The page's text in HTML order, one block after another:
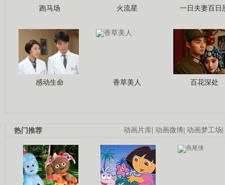
跑马场 火流星 一日夫妻百日
感动生命 香草美人 百花深处
动画片库| 动画微博| 动画梦工场|
热门推荐